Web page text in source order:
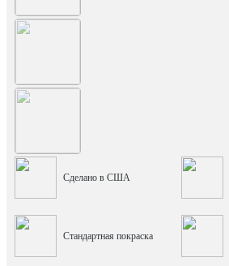
Сделано в США
Стандартная покраска